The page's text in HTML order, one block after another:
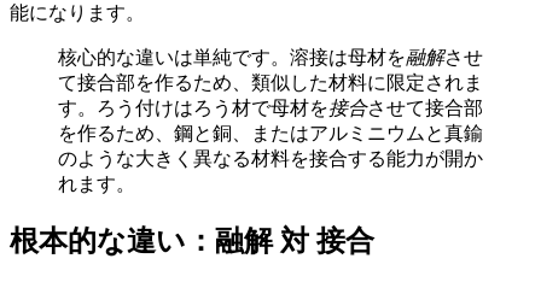
能になります。
核心的な違いは単純です。溶接は母材を融解させ
て接合部を作るため、類似した材料に限定されま
す。ろう付けはろう材で母材を接合させて接合部
を作るため、鋼と銅、またはアルミニウムと真鍮
のような大きく異なる材料を接合する能力が開か
れます。
根本的な違い：融解 対 接合